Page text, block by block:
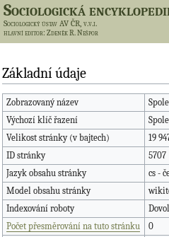
Sociologická
Sociologický ústav AV ČR, v.v.i.
hlavní editor: Zdeněk R. Nešpor
Základní údaje
Zobrazovaný název
Výchozí klíč řazení
Velikost stránky (v bajtech)
19
ID stránky
5707
Jazyk obsahu stránky
cs -
Model obsahu stránky
Indexování roboty
Počet přesměrování na tuto stránku
0